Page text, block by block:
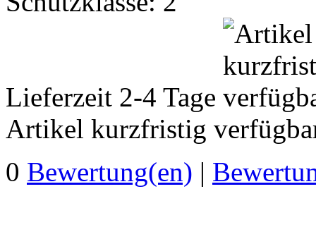
Lieferzeit 2-4 Tage
Artikel kurzfristig
0 Bewertung(en) |